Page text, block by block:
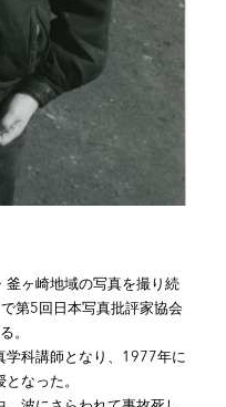
釜ヶ崎地域の写真を撮り続
第5回日本写真批評家協会
。
学科講師となり、1977年に
なった。